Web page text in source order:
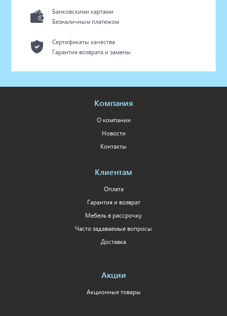
Банковскими картами
Безналичным платежом
Сертификаты качества
Гарантия возврата и замены
Компания
О компании
Новости
Контакты
Клиентам
Оплата
Гарантия и возврат
Мебель в рассрочку
Часто задаваемые вопросы
Доставка
Акции
Акционные товары